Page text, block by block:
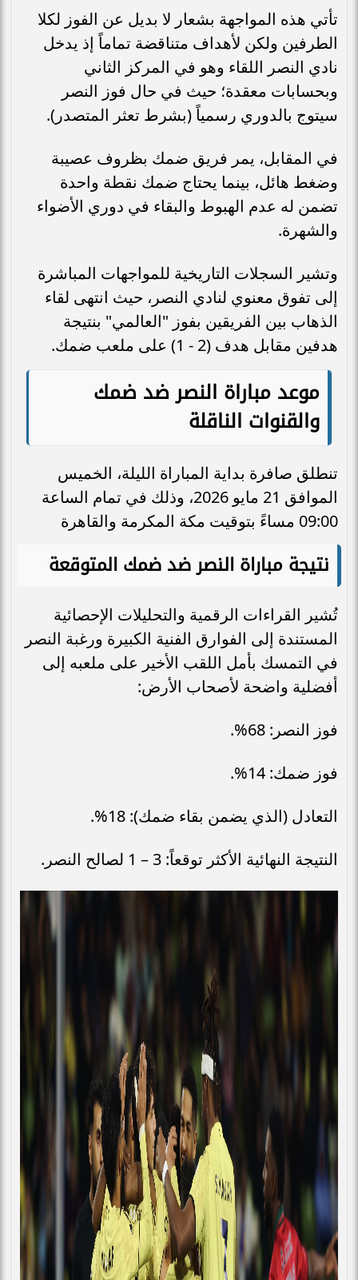
تأتي هذه المواجهة بشعار لا بديل عن الفوز لكلا
الطرفين ولكن لأهداف متناقضة تماماً إذ يدخل
نادي النصر اللقاء وهو في المركز الثاني
وبحسابات معقدة؛ حيث في حال فوز النصر
سيتوج بالدوري رسمياً (بشرط تعثر المتصدر).
في المقابل، يمر فريق ضمك بظروف عصيبة
وضغط هائل، بينما يحتاج ضمك نقطة واحدة
تضمن له عدم الهبوط والبقاء في دوري الأضواء
والشهرة.
وتشير السجلات التاريخية للمواجهات المباشرة
إلى تفوق معنوي لنادي النصر، حيث انتهى لقاء
الذهاب بين الفريقين بفوز "العالمي" بنتيجة
هدفين مقابل هدف (2 - 1) على ملعب ضمك.
موعد مباراة النصر ضد ضمك
والقنوات الناقلة
تنطلق صافرة بداية المباراة الليلة، الخميس
الموافق 21 مايو 2026، وذلك في تمام الساعة
09:00 مساءً بتوقيت مكة المكرمة والقاهرة
نتيجة مباراة النصر ضد ضمك المتوقعة
تُشير القراءات الرقمية والتحليلات الإحصائية
المستندة إلى الفوارق الفنية الكبيرة ورغبة النصر
في التمسك بأمل اللقب الأخير على ملعبه إلى
أفضلية واضحة لأصحاب الأرض:
فوز النصر: 68%.
فوز ضمك: 14%.
التعادل (الذي يضمن بقاء ضمك): 18%.
النتيجة النهائية الأكثر توقعاً: 3 – 1 لصالح النصر.